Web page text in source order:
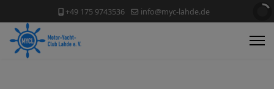
+49 175 9743536 info@myc-lahde.de